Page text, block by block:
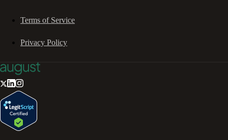
Terms of Service
Privacy Policy